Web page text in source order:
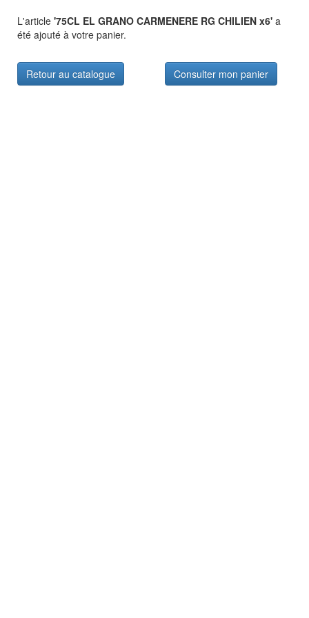
L'article '75CL EL GRANO CARMENERE RG CHILIEN x6' a
été ajouté à votre panier.
Retour au catalogue Consulter mon panier